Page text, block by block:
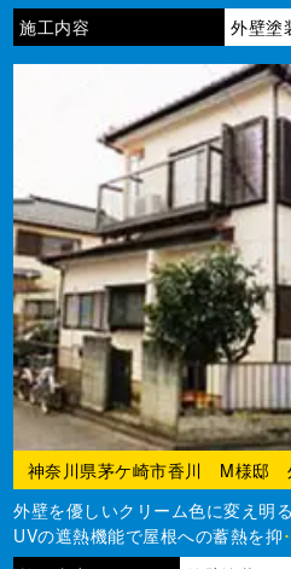
施工内容
外壁塗
神奈川県茅ケ崎市香川 M様邸
外壁を優しいクリーム色に変え明
UVの遮熱機能で屋根への蓄熱を抑